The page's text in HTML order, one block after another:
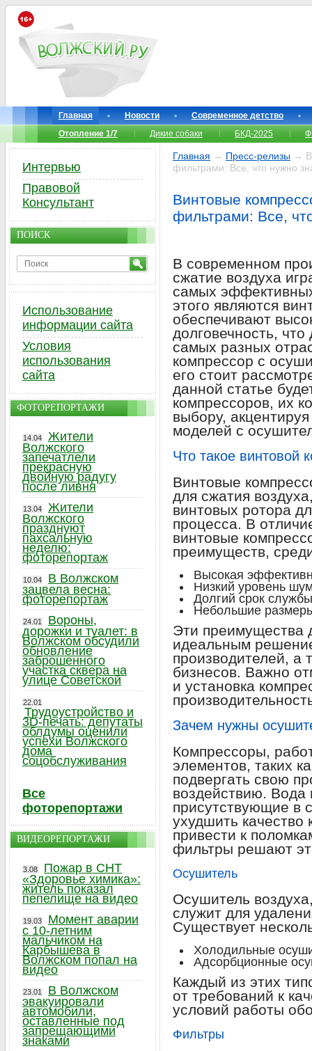
Главная Новости
Современное детство
Отопление 1/7
Дикие собаки БКД-2025
Главная → Пресс-релизы →
фильтрами: Все, что нужно
Винтовые
фильтрами: Все,
В современном
сжатие воздуха
самых
этого являются
обеспечивают
долговечность,
самых разных
компрессор с
его стоит
данной статье
компрессоров, их
выбору,
моделей с
Что такое винтовой
Винтовые
для сжатия
винтовых ротора
процесса. В
винтовые
преимуществ,
Высокая
Низкий уровень
Долгий срок службы
Небольшие
Эти преимущества
идеальным
производителей, а
бизнесов. Важно
и установка
Зачем нужны
Компрессоры,
элементов, таких
подвергать свою
воздействию. Вода
присутствующие в
ухудшить качество
привести к
фильтры решают
Осушитель
Осушитель
служит для
Существует
Холодильные
Адсорбционные
Каждый из этих
от требований к
условий работы
Фильтры
Интервью
Правовой
Консультант
ПОИСК
Использование
информации сайта
Условия
использования
сайта
ФОТОРЕПОРТАЖИ
14.04
Жители
Волжского
запечатлели
прекрасную
двойную радугу
после ливня
13.04
Жители
Волжского
празднуют
пахсальную
неделю:
фоторепортаж
10.04
В Волжском
зацвела весна:
фоторепортаж
24.01
Вороны,
дорожки и туалет: в
Волжском обсудили
обновление
заброшенного
участка сквера на
улице Советской
22.01
Трудоустройство и
3D-печать: депутаты
облдумы оценили
успехи Волжского
дома
соцобслуживания
Все
фоторепортажи
ВИДЕОРЕПОРТАЖИ
3.08
Пожар в СНТ
«Здоровье химика»:
житель показал
пепелище на видео
19.03
Момент аварии
с 10-летним
мальчиком на
Карбышева в
Волжском попал на
видео
23.01
В Волжском
эвакуировали
автомобили,
оставленные под
запрещающими
знаками